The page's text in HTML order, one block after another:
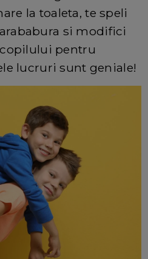
la toaleta, te speli
si modifici
pentru
lucruri sunt geniale!